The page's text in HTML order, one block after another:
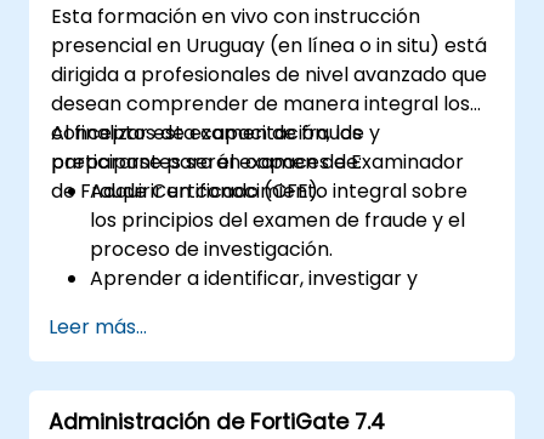
Esta formación en vivo con instrucción
presencial en Uruguay (en línea o in situ) está
dirigida a profesionales de nivel avanzado que
desean comprender de manera integral los
conceptos de examen de fraude y
prepararse para el examen de Examinador
de Fraude Certificado (CFE).
Al finalizar esta capacitación, los
participantes serán capaces de:
Adquirir un conocimiento integral sobre
los principios del examen de fraude y el
proceso de investigación.
Aprender a identificar, investigar y
fraude financiero.
Comprender el entorno legal relacionado
con el fraude, incluidos los elementos
legales del fraude, las leyes y
Leer más...
Administración de FortiGate 7.4